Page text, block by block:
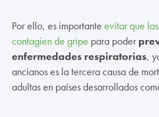
Por ello, es importante evitar que
contagien de gripe para poder
enfermedades respiratorias,
ancianos es la tercera causa de
adultas en países desarrollados